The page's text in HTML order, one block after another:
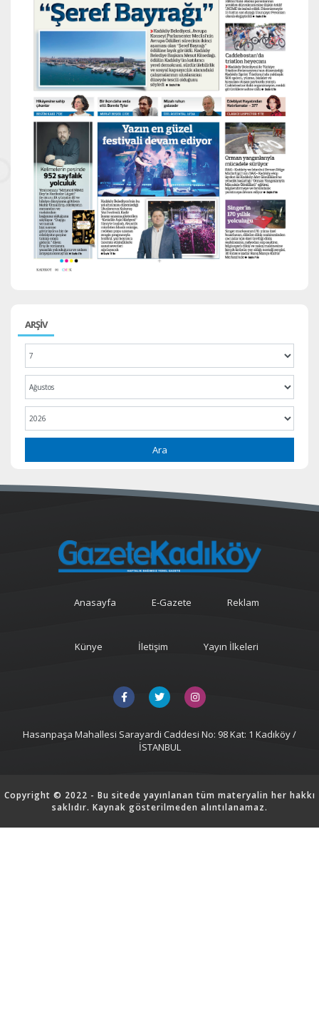
ARŞİV
Ara
Anasayfa E-Gazete Reklam
Künye İletişim Yayın İlkeleri
Hasanpaşa Mahallesi Sarayardi Caddesi No: 98 Kat: 1 Kadıköy /
İSTANBUL
Copyright © 2022 - Bu sitede yayınlanan tüm materyalin her hakkı
saklıdır. Kaynak gösterilmeden alıntılanamaz.